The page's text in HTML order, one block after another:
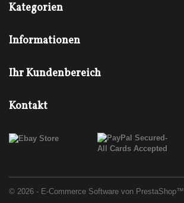
Kategorien
Informationen
© 2026 - E-Commerce Software von PrestaShop™
Ihr Kundenbereich
Kontakt